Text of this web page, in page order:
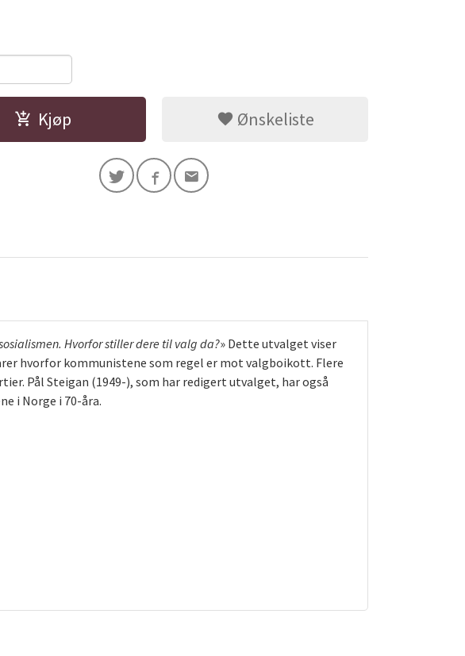
Kjøp Ønskeliste
Hvorfor stiller dere til valg da?» Dette utvalget viser
hvorfor kommunistene som regel er mot valgboikott. Flere
Pål Steigan (1949-), som har redigert utvalget, har også
i Norge i 70-åra.